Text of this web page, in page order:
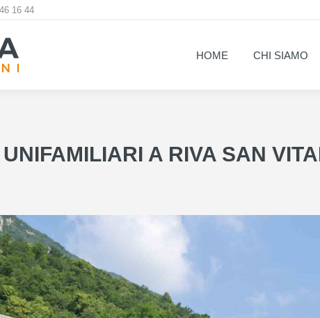
16 44
HOME CHI SIAMO
A RIVA SAN
HOME CHI SIAMO